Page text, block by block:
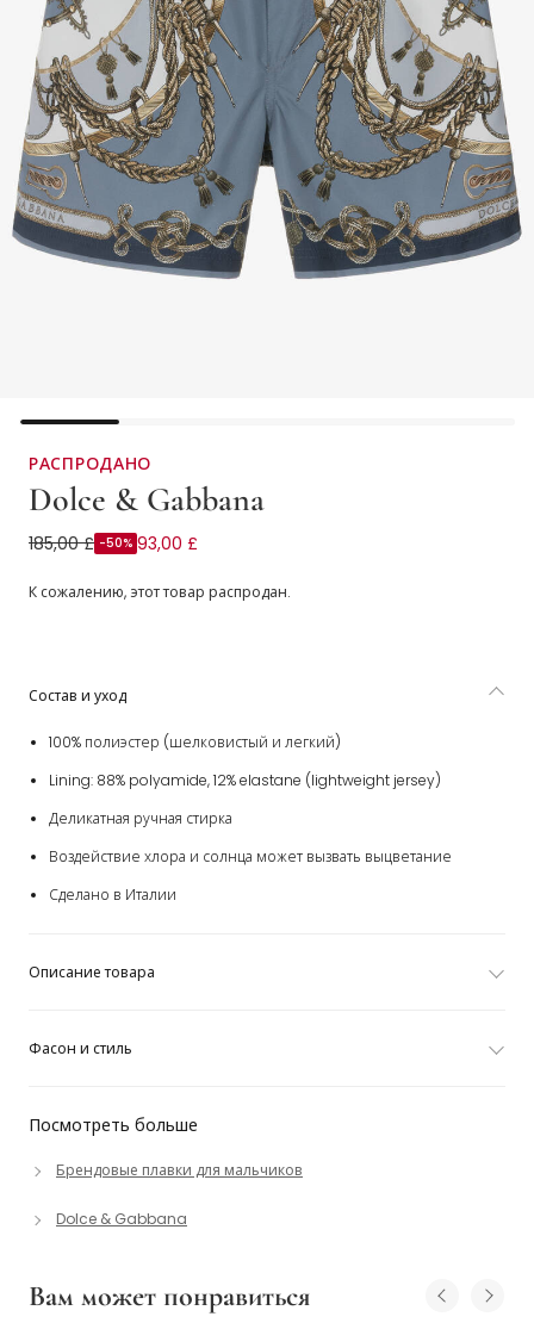
РАСПРОДАНО
Dolce & Gabbana
Boys Blue Cargo Print Swim Shorts
185,00 £ -50% 93,00 £
К сожалению, этот товар распродан.
Посмотреть больше
Брендовые плавки для мальчиков
Dolce & Gabbana
Состав и уход
100% полиэстер (шелковистый и легкий)
Lining: 88% polyamide, 12% elastane (lightweight jersey)
Деликатная ручная стирка
Воздействие хлора и солнца может вызвать выцветание
Сделано в Италии
Описание товара
Фасон и стиль
Вам может понравиться